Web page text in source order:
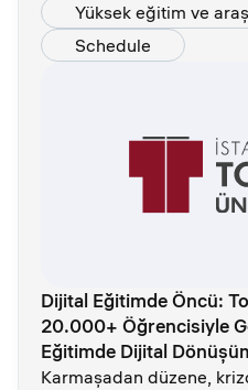
Yüksek eğitim ve
Schedule
Dijital Eğitimde Öncü:
20.000+ Öğrencisiyle
Eğitimde Dijital
Karmaşadan düzene,